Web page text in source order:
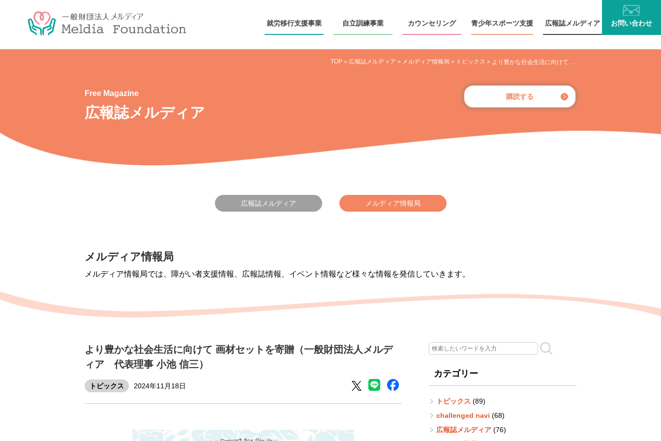
就労移行支援事業 自立訓練事業 カウンセ リング 青少年スポーツ支援 広報誌メルディア お問い合わせ
Free Magazine
広報誌メルディア
TOP > 広報誌メルディア > メルディア情報局 > トピックス > より豊かな社会生活に向けて 画材セットを寄贈（一般財団法人メルディア 代表理事 小池 信三）
購読する
広報誌メルディア メルディア情報局
メルディア情報局
メルディア情報局では、障がい者支援情報、広報誌情報、イベント情報など様々な情報を発信していきます。
より豊かな社会生活に向けて 画材セットを寄贈（一般財団法人メルデ
ィア 代表理事 小池 信三）
トピックス 2024年11月18日
カテゴリー
トピックス (89)
challenged navi (68)
広報誌メルディア (76)